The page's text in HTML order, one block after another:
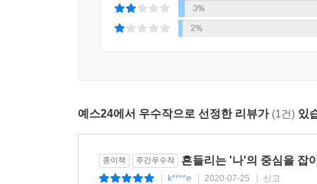
이제 당신이 자신의 감정의 근원을 찾아가고 부
★ 기분을 다스리고 다른 방식으로 말했더니 내가
★ 마음이 힘들고 복잡할 때마다 찾게 되는 심리 지
★ 감정 관리를 배우면 인간관계가 쉬워지다.
3%
2%
예스24에서 우수작으로 선정한 리뷰가 (1건) 있
종이책 주간우수작 흔들리는 '나'의 중심을 잡
k****e 2020-07-25 신고